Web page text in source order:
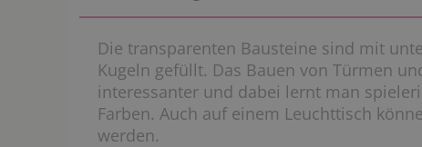
Die transparenten Bausteine sind mit
Kugeln gefüllt. Das Bauen von Türmen
interessanter und dabei lernt man
Farben. Auch auf einem Leuchttisch
werden.